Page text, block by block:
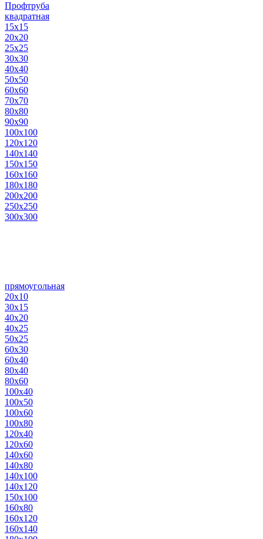
Профтруба
квадратная
15х15
20х20
25х25
30х30
40х40
50х50
60х60
70х70
80х80
90х90
100х100
120х120
140х140
150х150
160х160
180х180
200х200
250х250
300х300
прямоугольная
20х10
30х15
40х20
40х25
50х25
60х30
60х40
80х40
80х60
100х40
100х50
100х60
100х80
120х40
120х60
140х60
140х80
140х100
140х120
150х100
160х80
160х120
160х140